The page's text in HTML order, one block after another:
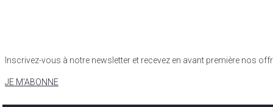
Inscrivez-vous à notre newsletter et recevez en avant première nos
JE M'ABONNE